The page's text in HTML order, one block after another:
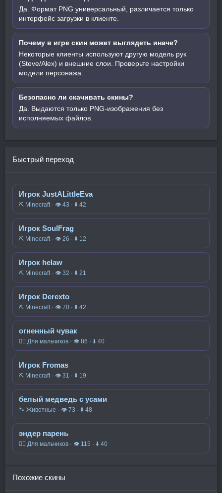
Да. Формат PNG универсальный, различается только
интерфейс загрузки в клиенте.
Почему в игре скин может выглядеть иначе?
Некоторые клиенты используют другую модель рук
(Steve/Alex) и внешние слои. Проверьте настройки
модели персонажа.
Безопасно ли скачивать скины?
Да. Выдаются только PNG-изображения без
исполняемых файлов.
Быстрый переход
Игрок JustALittleEva
⛏️ Minecraft · 👁 43 · ⬇ 42
Игрок SoulFrag
⛏️ Minecraft · 👁 26 · ⬇ 12
Игрок helaw
⛏️ Minecraft · 👁 32 · ⬇ 21
Игрок Derexto
⛏️ Minecraft · 👁 70 · ⬇ 42
огненный чувак
🧍‍♂️ Для мальчиков · 👁 86 · ⬇ 40
Игрок Fromas
⛏️ Minecraft · 👁 31 · ⬇ 19
белый медведь с усами
🐾 Животные · 👁 73 · ⬇ 48
эндер парень
🧍‍♂️ Для мальчиков · 👁 115 · ⬇ 40
Похожие скины